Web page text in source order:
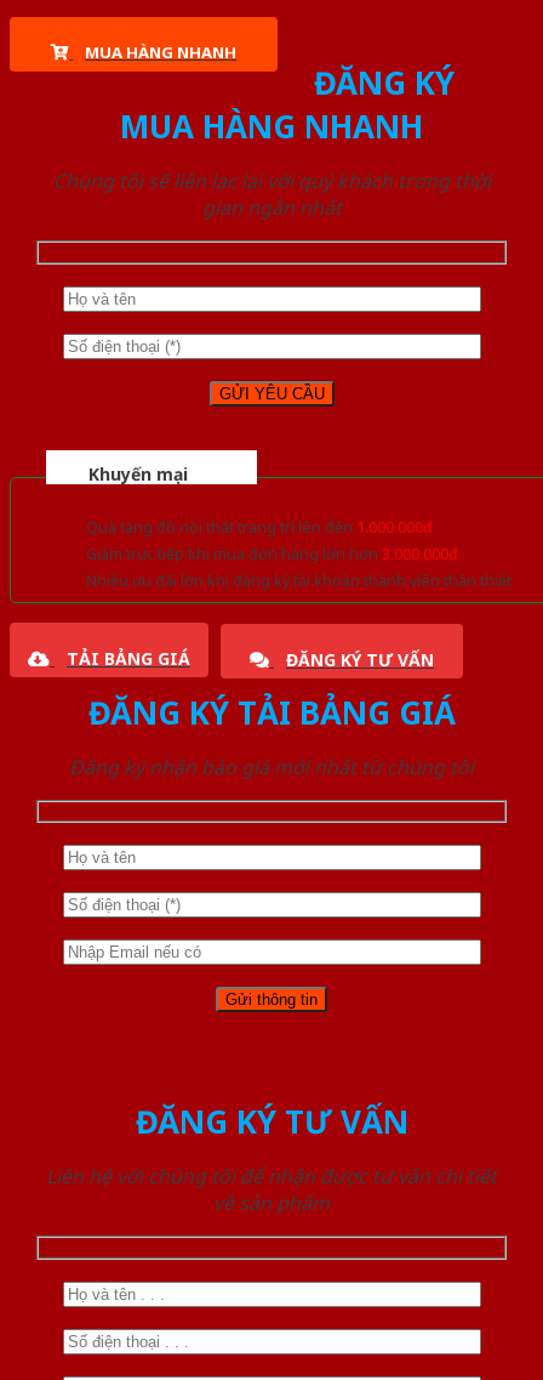
MUA HÀNG NHANH
ĐĂNG KÝ
MUA HÀNG NHANH
Chúng tôi sẽ liên lạc lại với quý khách trong thời
gian ngắn nhất
Khuyến mại
Quà tặng đồ nội thất trang trí lên đến 1.000.000đ
Giảm trực tiếp khi mua đơn hàng lớn hơn 3.000.000đ
Nhiều ưu đãi lớn khi đăng ký tài khoản thành viên thân thiết
TẢI BẢNG GIÁ ĐĂNG KÝ TƯ VẤN
ĐĂNG KÝ TẢI BẢNG GIÁ
Đăng ký nhận báo giá mới nhất từ chúng tôi
ĐĂNG KÝ TƯ VẤN
Liên hệ với chúng tôi để nhận được tư vấn chi tiết
về sản phẩm